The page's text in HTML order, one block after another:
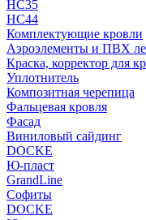
НС35
НС44
Комплектующие кровли
Аэроэлементы и ПВХ
Краска, корректор для
Уплотнитель
Композитная черепица
Фальцевая кровля
Фасад
Виниловый сайдинг
DOCKE
Ю-пласт
GrandLine
Софиты
DOCKE